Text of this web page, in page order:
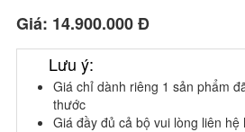
Giá: 14.900.000 Đ
Lưu ý:
Giá chỉ dành riêng 1 sản phẩm
thước
Giá đầy đủ cả bộ vui lòng liên hệ